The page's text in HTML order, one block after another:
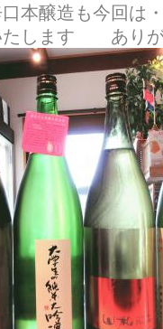
本醸造も今回は
たします ありが